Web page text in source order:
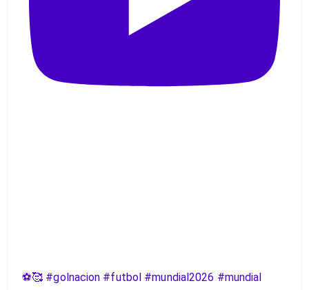
⚽️🥰 #golnacion #futbol #mundial2026 #mundial